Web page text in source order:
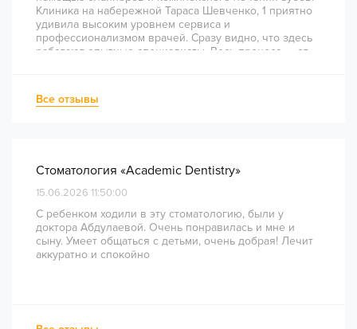
Клиника на набережной Тараса Шевченко, 1 приятно
удивила высоким уровнем сервиса и
профессионализмом врачей. Сразу видно, что здесь
работают опытные специалисты. Весь процесс — от
непростое перелечивание каналов прошло
комфортно и безболезненно. Рекомендую всем, кто
Все отзывы
Стоматология «Academic Dentistry»
15.06.2026 11:50:00
С ребенком ходили в эту стоматологию, были у
доктора Абдулаевой. Очень понравилась и мне и
сыну. Умеет общаться с детьми, очень добрая! Лечит
аккуратно и спокойно